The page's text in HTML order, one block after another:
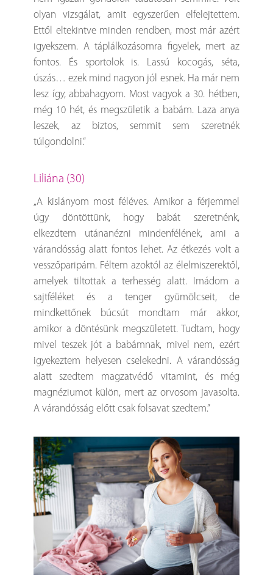
olyan vizsgálat, amit egyszerűen elfelejtettem.
Ettől eltekintve minden rendben, most már azért
igyekszem. A táplálkozásomra figyelek, mert az
fontos. És sportolok is. Lassú kocogás, séta,
úszás… ezek mind nagyon jól esnek. Ha már nem
lesz így, abbahagyom. Most vagyok a 30. hétben,
még 10 hét, és megszületik a babám. Laza anya
leszek, az biztos, semmit sem szeretnék
túlgondolni.”
Liliána (30)
„A kislányom most féléves. Amikor a férjemmel
úgy döntöttünk, hogy babát szeretnénk,
elkezdtem utánanézni mindenfélének, ami a
várandósság alatt fontos lehet. Az étkezés volt a
vesszőparipám. Féltem azoktól az élelmiszerektől,
amelyek tiltottak a terhesség alatt. Imádom a
sajtféléket és a tenger gyümölcseit, de
mindkettőnek búcsút mondtam már akkor,
amikor a döntésünk megszületett. Tudtam, hogy
mivel teszek jót a babámnak, mivel nem, ezért
igyekeztem helyesen cselekedni. A várandósság
alatt szedtem magzatvédő vitamint, és még
magnéziumot külön, mert az orvosom javasolta.
A várandósság előtt csak folsavat szedtem.”